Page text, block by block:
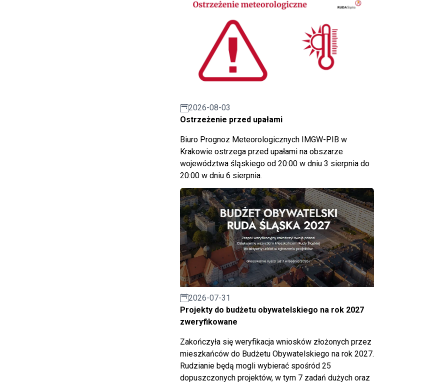
2026-08-03
Ostrzeżenie przed upałami
Biuro Prognoz Meteorologicznych IMGW-PIB w
Krakowie ostrzega przed upałami na obszarze
województwa śląskiego od 20:00 w dniu 3 sierpnia do
20:00 w dniu 6 sierpnia.
2026-07-31
Projekty do budżetu obywatelskiego na rok 2027
zweryfikowane
Zakończyła się weryfikacja wniosków złożonych przez
mieszkańców do Budżetu Obywatelskiego na rok 2027.
Rudzianie będą mogli wybierać spośród 25
dopuszczonych projektów, w tym 7 zadań dużych oraz